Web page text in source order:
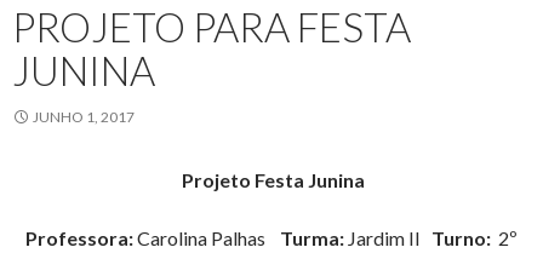
PROJETO PARA FESTA
JUNINA
JUNHO 1, 2017
Projeto Festa Junina
Professora:Carolina Palhas Turma: Jardim II Turno: 2º